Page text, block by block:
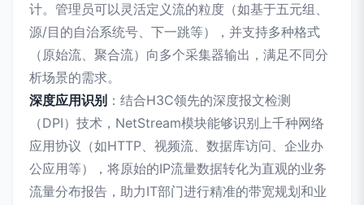
计。管理员可以灵活定义流的粒度（如基于五元组、
源/目的自治系统号、下一跳等），并支持多种格式
（原始流、聚合流）向多个采集器输出，满足不同分
析场景的需求。
深度应用识别 ：结合H3C领先的深度报文检测
（DPI）技术，NetStream模块能够识别上千种网络
应用协议（如HTTP、视频流、数据库访问、企业办
公应用等），将原始的IP流量数据转化为直观的业务
流量分布报告，助力IT部门进行精准的带宽规划和业